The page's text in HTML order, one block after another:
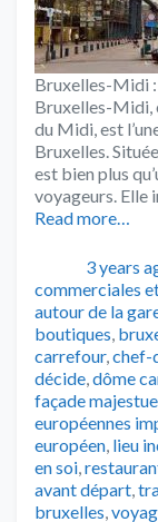
Bruxelles-Midi
Bruxelles-Midi,
du Midi, est
Bruxelles.
est bien plus
voyageurs. Elle
Read more…
Publié3 years
commerciales
autour de la
boutiques,
carrefour,chef-
décide,dôme
façade
européennes
européen, lieu
en soi,
avant départ,
bruxelles,